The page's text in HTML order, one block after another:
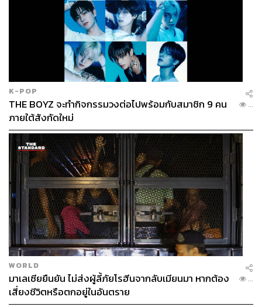
ALEXA DEMIE
K-POP
THE BOYZ จะทำกิจกรรมวงต่อไปพร้อมกับสมาชิก 9 คน
ภายใต้สังกัดใหม่
...
WORLD
มาเลเซียยืนยัน ไม่ส่งผู้ลี้ภัยโรฮีนจากลับเมียนมา หากต้อง
เสี่ยงชีวิตหรือตกอยู่ในอันตราย
...